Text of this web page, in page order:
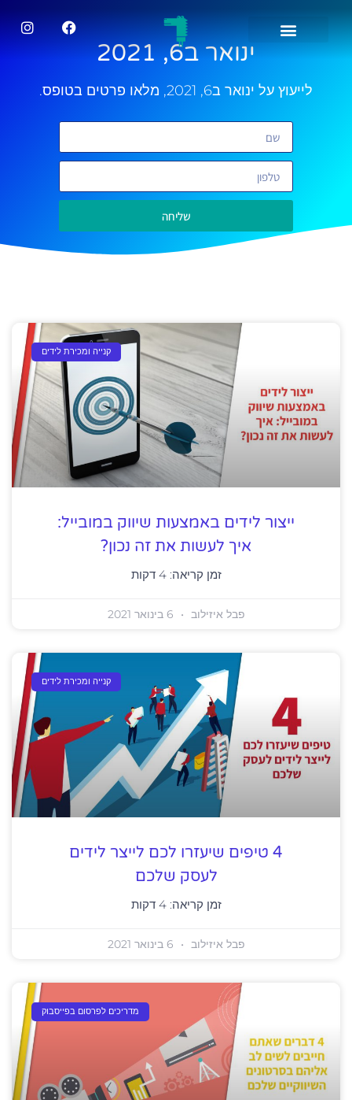
ינואר ב6, 2021
לייעוץ על ינואר ב6, 2021, מלאו פרטים בטופס.
שליחה
קנייה ומכירת לידים
ייצור לידים באמצעות שיווק במובייל:
איך לעשות את זה נכון?
זמן קריאה:4 דקות
פבל איזילוב
קנייה ומכירת לידים
4 טיפים שיעזרו לכם לייצר לידים
לעסק שלכם
זמן קריאה:4 דקות
פבל איזילוב
מדריכים לפרסום בפייסבוק